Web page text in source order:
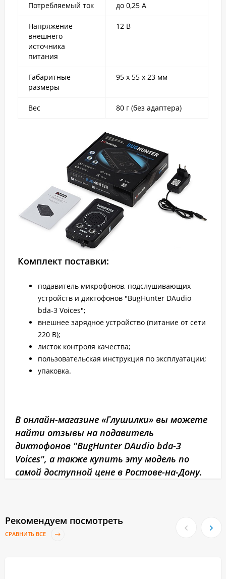
Потребляемый ток до 0,25 А
Напряжение
внешнего
источника
питания
12 В
Габаритные
размеры
95 х 55 х 23 мм
Вес 80 г (без адаптера)
Комплект поставки:
подавитель микрофонов, подслушивающих
устройств и диктофонов "BugHunter DAudio
bda-3 Voices";
внешнее зарядное устройство (питание от сети
220 В);
листок контроля качества;
пользовательская инструкция по эксплуатации;
упаковка.
В онлайн-магазине «Глушилки» вы можете
найти отзывы на подавитель
диктофонов "BugHunter DAudio bda-3
Voices", а также купить эту модель по
самой доступной цене в Ростове-на-Дону.
Рекомендуем посмотреть
СРАВНИТЬ ВСЕ